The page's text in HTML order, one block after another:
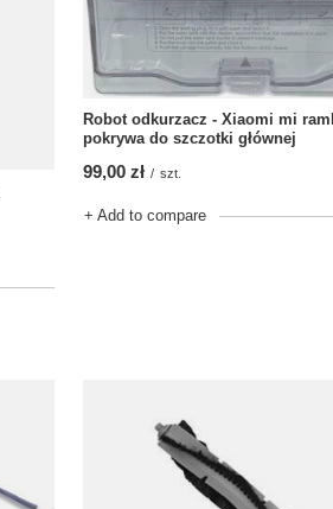
Robot odkurzacz - Xiaomi mi
pokrywa do szczotki głównej
99,00 zł / szt.
+ Add to compare